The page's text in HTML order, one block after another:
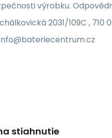
výrobku.
2031/109C ,
stiahnutie